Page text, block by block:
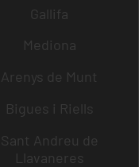
Gallifa
Mediona
Arenys de Munt
Bigues i Riells
Sant Andreu de
Llavaneres